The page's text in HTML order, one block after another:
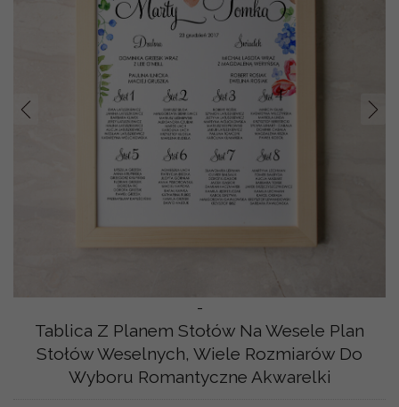
-
Prev
Tablica Z Planem Stołów Na Wesele Plan
Stołów Weselnych, Wiele Rozmiarów Do
Wyboru Romantyczne Akwarelki